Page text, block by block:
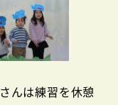
んは練習を休憩